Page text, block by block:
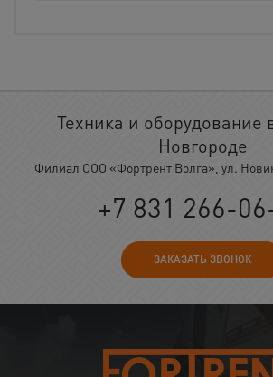
Техника и
Новгороде
Филиал ООО «Фортрент Волга», ул.
+7 831 266-
ЗАКАЗАТЬ ЗВОНОК